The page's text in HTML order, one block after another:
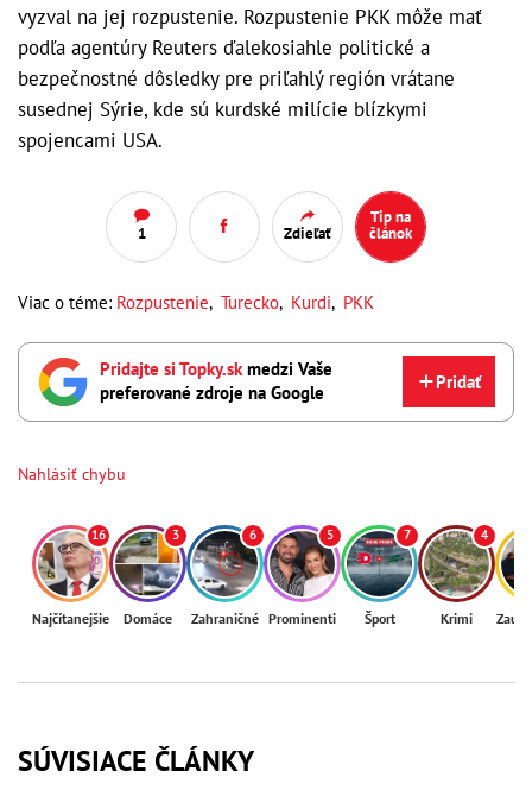
vyzval na jej rozpustenie. Rozpustenie PKK môže mať
podľa agentúry Reuters ďalekosiahle politické a
bezpečnostné dôsledky pre priľahlý región vrátane
susednej Sýrie, kde sú kurdské milície blízkymi
spojencami USA.
1 Zdieľať
Tip na
článok
Viac o téme: Rozpustenie, Turecko, Kurdi, PKK
Pridajte si Topky.skmedzi Vaše
preferované zdroje na Google
Pridať
Nahlásiť chybu
16
Najčítanejšie
3
Domáce
6
Zahraničné
5
Prominenti
7
Šport
4
Krimi
SÚVISIACE ČLÁNKY